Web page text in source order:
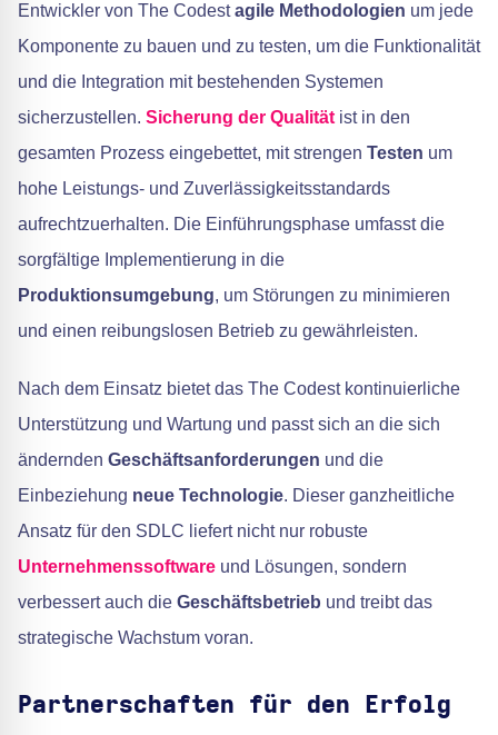
Entwickler von The Codestagile Methodologien um jede
Komponente zu bauen und zu testen, um die Funktionalität
und die Integration mit bestehenden Systemen
sicherzustellen. Sicherung der Qualität ist in den
gesamten Prozess eingebettet, mit strengen Testen um
hohe Leistungs- und Zuverlässigkeitsstandards
aufrechtzuerhalten. Die Einführungsphase umfasst die
sorgfältige Implementierung in die
Produktionsumgebung, um Störungen zu minimieren
und einen reibungslosen Betrieb zu gewährleisten.
Nach dem Einsatz bietet das The Codest kontinuierliche
Unterstützung und Wartung und passt sich an die sich
ändernden Geschäftsanforderungen und die
Einbeziehung neue Technologie. Dieser ganzheitliche
Ansatz für den SDLC liefert nicht nur robuste
Unternehmenssoftware und Lösungen, sondern
verbessert auch die Geschäftsbetrieb und treibt das
strategische Wachstum voran.
Partnerschaften für den Erfolg